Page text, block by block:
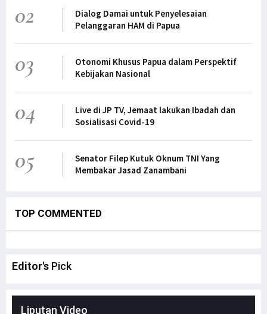
02
Dialog Damai untuk Penyelesaian
Pelanggaran HAM di Papua
03
Otonomi Khusus Papua dalam Perspektif
Kebijakan Nasional
04
Live di JP TV, Jemaat lakukan Ibadah dan
Sosialisasi Covid-19
05
Senator Filep Kutuk Oknum TNI Yang
Membakar Jasad Zanambani
TOP COMMENTED
Editor's Pick
Liputan Video